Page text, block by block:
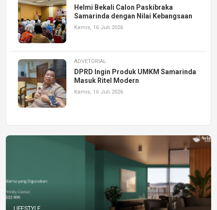
Helmi Bekali Calon Paskibraka
Samarinda dengan Nilai Kebangsaan
Kamis, 16 Juli 2026
ADVETORIAL
DPRD Ingin Produk UMKM Samarinda
Masuk Ritel Modern
Kamis, 16 Juli 2026
LIFESTYLE